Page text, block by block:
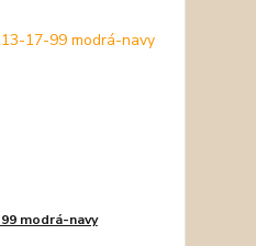
modrá-navy